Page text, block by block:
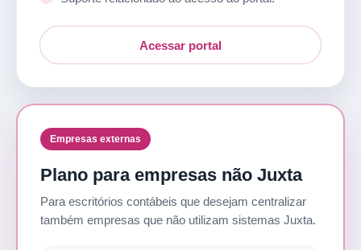
Acessar portal
Empresas externas
Plano para empresas não Juxta
Para escritórios contábeis que desejam centralizar
também empresas que não utilizam sistemas Juxta.